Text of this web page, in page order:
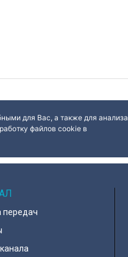
для Вас, а также для анализа
файлов cookie в
передач